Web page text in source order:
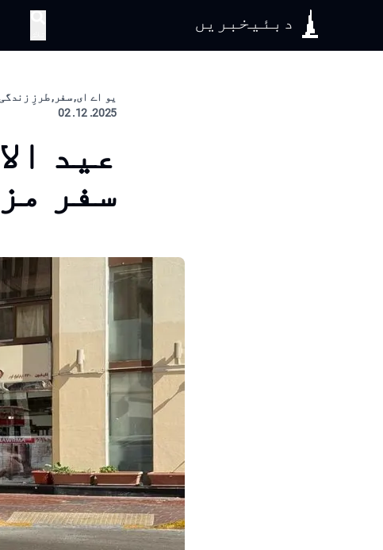
دبئیخبریں
یو اے ای, سفر, طرزِ زندگی
2025. 12. 02
عید
سفر